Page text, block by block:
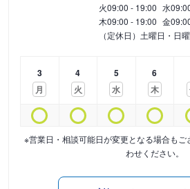
火09:00 - 19:00 水
木09:00 - 19:00 金
（定休日）土曜日・日
3
月
4
火
5
水
6
木
※営業日・相談可能日が変更となる場合も
わせください。